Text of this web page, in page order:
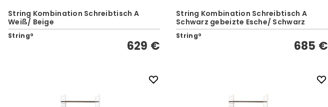
String Kombination Schreibtisch A
Weiß/ Beige
String®
629 €
String Kombination Schreibtisch A
Schwarz gebeizte Esche/ Schwarz
String®
685 €